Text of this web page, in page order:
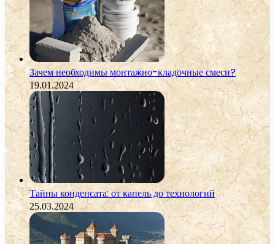
Зачем необходимы монтажно-кладочные смеси?
19.01.2024
Тайны конденсата: от капель до технологий
25.03.2024